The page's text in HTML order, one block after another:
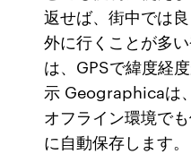
返せば、街中では
外に行くことが多
は、GPSで緯度経
示 Geographicaは
オフライン環境で
に自動保存します